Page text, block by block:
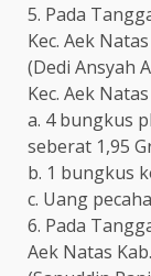
5. Pada
Kec. Aek
(Dedi Ansyah
Kec. Aek
a. 4 bungkus
seberat 1,95
b. 1 bungkus
c. Uang
6. Pada
Aek Natas